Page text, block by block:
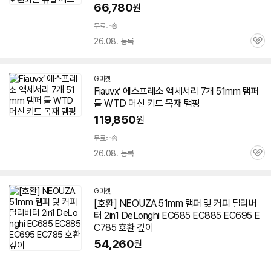
66,780원
무료배송
26.08. 등록
관
G마켓
Fiauvx’ 에스프레소 액세서리 7개 51mm 탬퍼
툴 WTD 머신 키트 목재 탬핑
119,850원
무료배송
26.08. 등록
관
G마켓
[호환] NEOUZA51mm 탬퍼 및 커피 딜리버
터 2in1 DeLonghi EC685 EC885 EC695 E
C785 호환 깊이
54,260원